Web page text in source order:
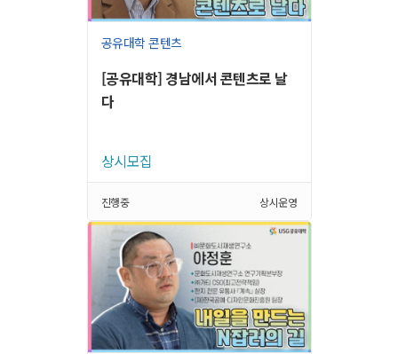
공유대학 콘텐츠
[공유대학] 경남에서 콘텐츠로 날
다
상시모집
진행중 상시운영